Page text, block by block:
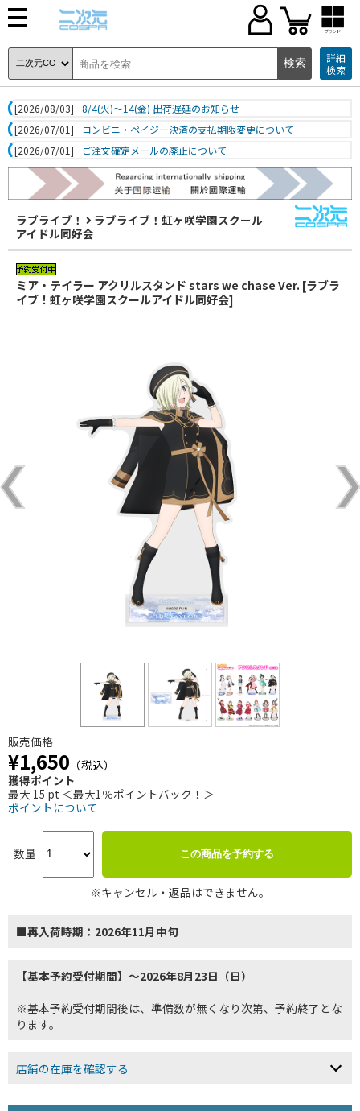
ブランド
詳細
検索
[2026/08/03]
8/4(火)～14(金) 出荷遅延のお知らせ
[2026/07/01]
コンビニ・ペイジー決済の支払期限変更について
[2026/07/01]
ご注文確定メールの廃止について
ラブライブ！
ラブライブ！虹ヶ咲学園スクール
アイドル同好会
ミア・テイラー アクリルスタンド stars we chase Ver. [ラブラ
イブ！虹ヶ咲学園スクールアイドル同好会]
販売価格
¥1,650 （税込）
獲得ポイント
最大 15 pt ＜最大1％ポイントバック！＞
ポイントについて
数量 この商品を予約する
※キャンセル・返品はできません。
■再入荷時期：2026年11月中旬
【基本予約受付期間】～2026年8月23日（日）
※基本予約受付期間後は、準備数が無くなり次第、予約終了とな
ります。
店舗の在庫を確認する